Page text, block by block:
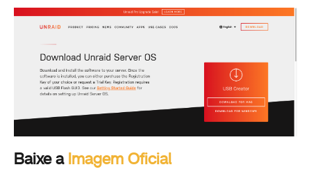
Baixe a Imagem Oficial